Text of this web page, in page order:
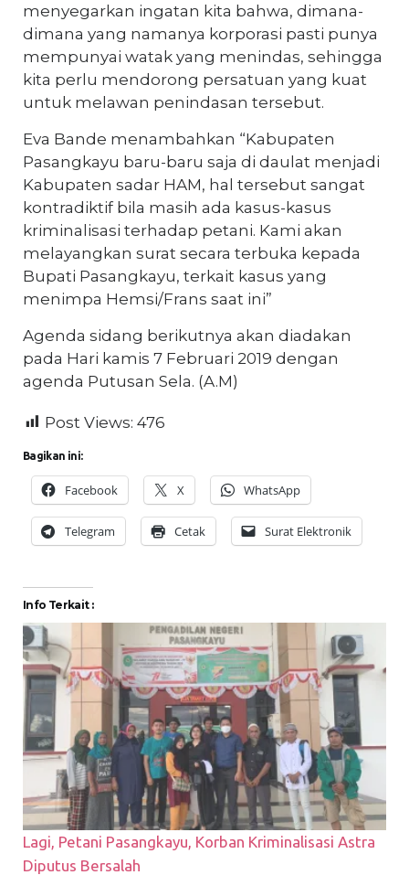
menyegarkan ingatan kita bahwa, dimana-
dimana yang namanya korporasi pasti punya
mempunyai watak yang menindas, sehingga
kita perlu mendorong persatuan yang kuat
untuk melawan penindasan tersebut.
Eva Bande menambahkan “Kabupaten
Pasangkayu baru-baru saja di daulat menjadi
Kabupaten sadar HAM, hal tersebut sangat
kontradiktif bila masih ada kasus-kasus
kriminalisasi terhadap petani. Kami akan
melayangkan surat secara terbuka kepada
Bupati Pasangkayu, terkait kasus yang
menimpa Hemsi/Frans saat ini”
Agenda sidang berikutnya akan diadakan
pada Hari kamis 7 Februari 2019 dengan
agenda Putusan Sela. (A.M)
Post Views: 476
Bagikan ini:
Facebook X WhatsApp
Telegram Cetak Surat Elektronik
Info Terkait :
Lagi, Petani Pasangkayu, Korban Kriminalisasi Astra
Diputus Bersalah